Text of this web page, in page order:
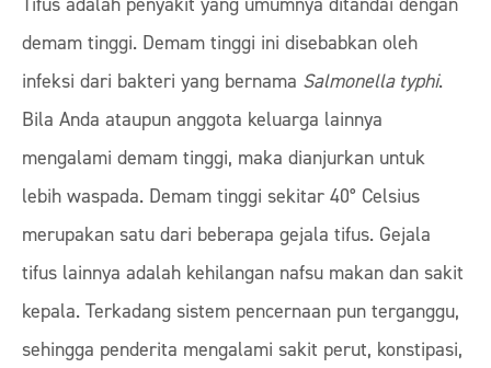
Tifus adalah penyakit yang umumnya ditandai dengan
demam tinggi. Demam tinggi ini disebabkan oleh
infeksi dari bakteri yang bernama Salmonella typhi.
Bila Anda ataupun anggota keluarga lainnya
mengalami demam tinggi, maka dianjurkan untuk
lebih waspada. Demam tinggi sekitar 40° Celsius
merupakan satu dari beberapa gejala tifus. Gejala
tifus lainnya adalah kehilangan nafsu makan dan sakit
kepala. Terkadang sistem pencernaan pun terganggu,
sehingga penderita mengalami sakit perut, konstipasi,